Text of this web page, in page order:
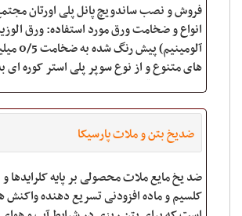
فروش و نصب ساندویچ پانل پلی اورتان
انواع و ضخامت ورق
میکرون در قسمت بیرون و 7 میکرو
ضدیخ بتن و ملات پارسیکا
ضد یخ مایع ملات محصولی بر پایه کلرایدها
کلسیم و ماده افزودنی تسریع دهنده واکنش